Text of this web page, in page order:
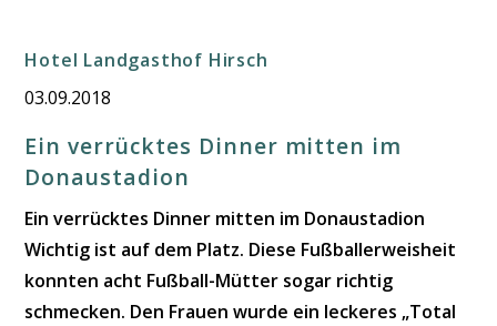
Hotel Landgasthof Hirsch
03.09.2018
Ein verrücktes Dinner mitten im
Donaustadion
Ein verrücktes Dinner mitten im Donaustadion
Wichtig ist auf dem Platz. Diese Fußballerweisheit
konnten acht Fußball-Mütter sogar richtig
schmecken. Den Frauen wurde ein leckeres „Total